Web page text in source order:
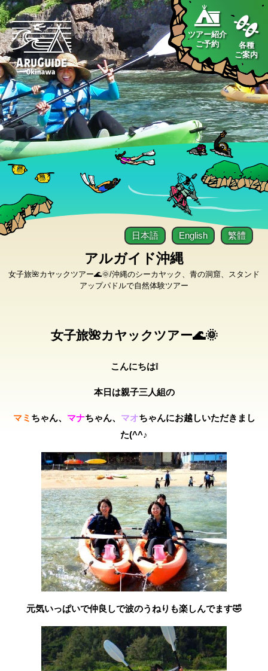
ツアー紹介
ご予約
各種
ご案内
アルガイド沖縄
女子旅🌺カヤックツアー🌊🌞/沖縄のシーカヤック、青の洞窟、スタンド
アップパドルで自然体験ツアー
日本語 English 繁體
女子旅🌺カヤックツアー🌊🌞
こんにちは❕
本日は親子三人組の
マミ ちゃん、 マナちゃん、 マオちゃんにお越しいただきまし
た(^^♪
元気いっぱいで仲良しで波のうねりも楽しんでます🤣